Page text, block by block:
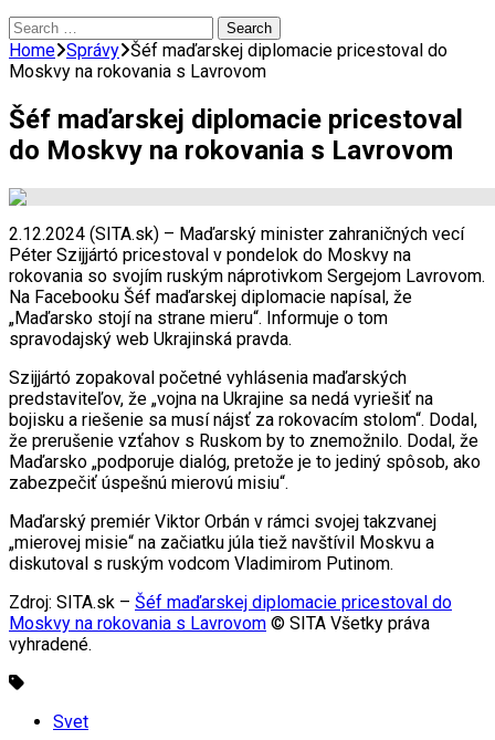
Search
for:
Home Správy Šéf maďarskej diplomacie pricestoval do
Moskvy na rokovania s Lavrovom
Šéf maďarskej diplomacie pricestoval
do Moskvy na rokovania s Lavrovom
2.12.2024 (SITA.sk) – Maďarský minister zahraničných vecí
Péter Szijjártó pricestoval v pondelok do Moskvy na
rokovania so svojím ruským náprotivkom Sergejom Lavrovom.
Na Facebooku Šéf maďarskej diplomacie napísal, že
„Maďarsko stojí na strane mieru“. Informuje o tom
spravodajský web Ukrajinská pravda.
Szijjártó zopakoval početné vyhlásenia maďarských
predstaviteľov, že „vojna na Ukrajine sa nedá vyriešiť na
bojisku a riešenie sa musí nájsť za rokovacím stolom“. Dodal,
že prerušenie vzťahov s Ruskom by to znemožnilo. Dodal, že
Maďarsko „podporuje dialóg, pretože je to jediný spôsob, ako
zabezpečiť úspešnú mierovú misiu“.
Maďarský premiér Viktor Orbán v rámci svojej takzvanej
„mierovej misie“ na začiatku júla tiež navštívil Moskvu a
diskutoval s ruským vodcom Vladimirom Putinom.
Zdroj: SITA.sk – Šéf maďarskej diplomacie pricestoval do
Moskvy na rokovania s Lavrovom © SITA Všetky práva
vyhradené.
Svet